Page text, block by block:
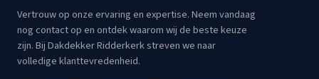
Vertrouw op onze ervaring en expertise. Neem vandaag
nog contact op en ontdek waarom wij de beste keuze
zijn. Bij Dakdekker Ridderkerk streven we naar
volledige klanttevredenheid.